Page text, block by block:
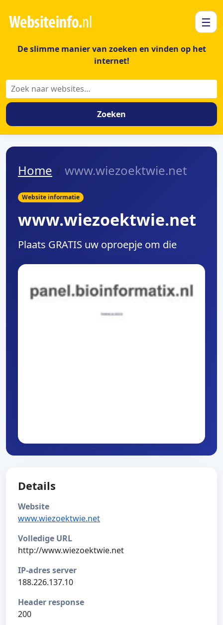
☰
De slimme manier van zoeken en vinden op het
internet!
Zoeken
Zoeken
Home www.wiezoektwie.net
Website informatie
www.wiezoektwie.net
Plaats GRATIS uw oproepje om die
Details
Website
www.wiezoektwie.net
Volledige URL
http://www.wiezoektwie.net
IP-adres server
188.226.137.10
Header response
200